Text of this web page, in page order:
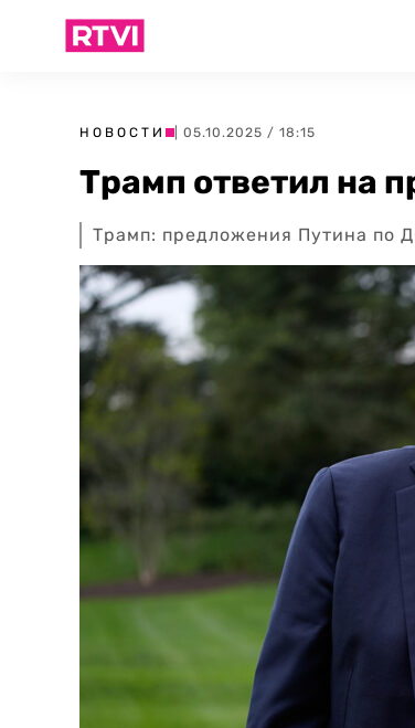
НОВОСТИ | 05.10.2025 / 18:15
Трамп ответил на
Трамп: предложения Путина по